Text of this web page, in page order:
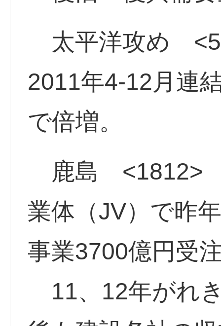
太平洋攻め
2011年4-12月連
で倍増。
鹿島 <1812>
業体（JV）で昨
事業3700億円受
11、12年がれ